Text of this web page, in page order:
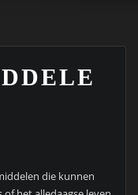
die kunnen